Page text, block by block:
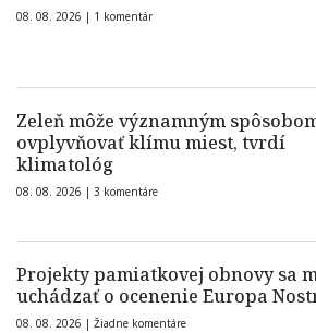
08. 08. 2026 | 1 komentár
Zeleň môže významným
ovplyvňovať klímu miest, tvrdí
klimatológ
08. 08. 2026 | 3 komentáre
Projekty pamiatkovej obnovy sa
uchádzať o ocenenie Europa
08. 08. 2026 | Žiadne komentáre